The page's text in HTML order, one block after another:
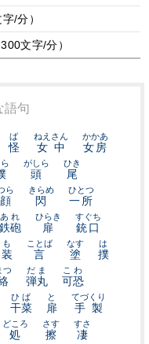
/分）
文字/分）
語句
怪
ば
女中
ねえさん
女房
かかあ
ら
頭
がしら
尾
ひき
顔
ら
閃
きらめ
一所
ひとつ
鉄砲
あれ
扉
ひらき
銃口
すぐち
装
も
言
ことば
塗
なす
撲
は
つ
弾丸
だま
可恐
こわ
干菜
ひば
扉
と
手製
てづくり
処
どころ
擦
さす
凄
すさ